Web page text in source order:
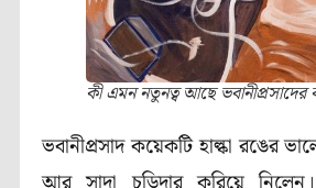
কী এমন নতুনত্ব আছে ভবানীপ্রসাদের
ভবানীপ্রসাদ কয়েকটি হাল্কা রঙের